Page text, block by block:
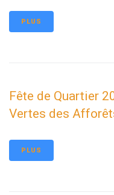
PLUS
Fête de Quartier
Vertes des
PLUS